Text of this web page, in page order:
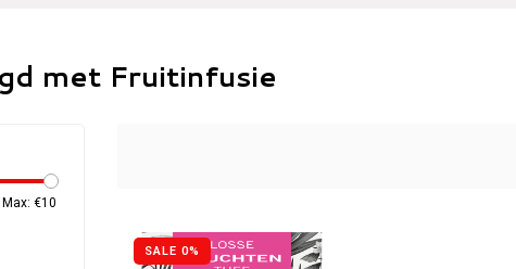
met Fruitinfusie
Max: €10
SALE 0%